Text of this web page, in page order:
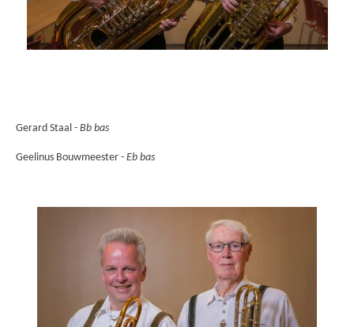
Gerard Staal - Bb bas
Geelinus Bouwmeester - Eb bas